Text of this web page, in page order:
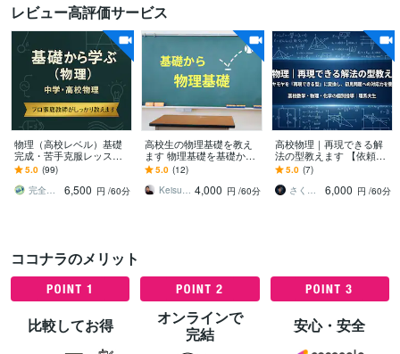
レビュー高評価サービス
物理（高校レベル）基礎
完成・苦手克服レッスン
します わからない物理
が、わかる楽しさに変わ
る授業
5.0 (99)
6,500 円 /60分
高校生の物理基礎を教え
ます 物理基礎を基礎から
丁寧に解説します。
5.0 (12)
4,000 円 /60分
高校物理｜再現できる解
法の型教えます 【依頼増
加中！！】モヤモヤを
「再現できる型」に変換
5.0 (7)
6,000 円 /60分
ココナラのメリット
比較してお得
オンラインで
完結
安心・安全